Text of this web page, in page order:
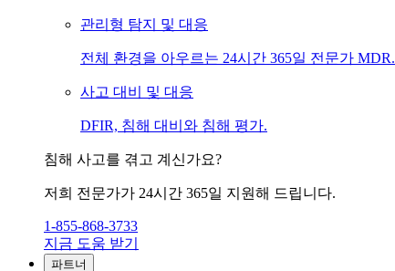
관리형 탐지 및 대응
전체 환경을 아우르는 24시간 365일 전문가 MDR.
사고 대비 및 대응
DFIR, 침해 대비와 침해 평가.
침해 사고를 겪고 계신가요?
저희 전문가가 24시간 365일 지원해 드립니다.
1-855-868-3733
지금 도움 받기
파트너